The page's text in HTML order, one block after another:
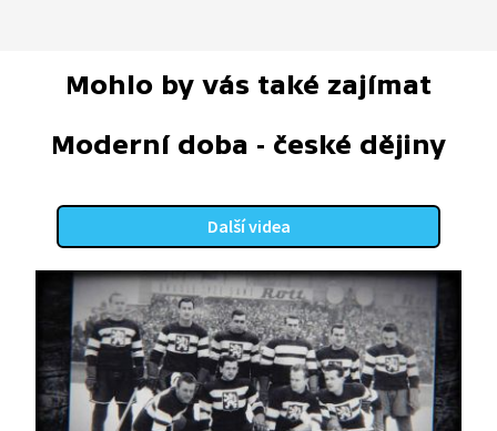
Mohlo by vás také zajímat
Moderní doba - české dějiny
Další videa